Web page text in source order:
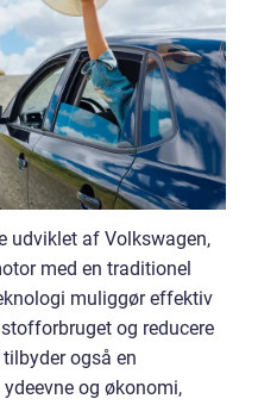
udviklet af Volkswagen,
med en traditionel
muliggør effektiv
og reducere
også en
og økonomi,